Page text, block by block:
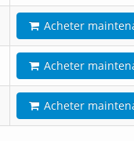
Acheter
Acheter
Acheter